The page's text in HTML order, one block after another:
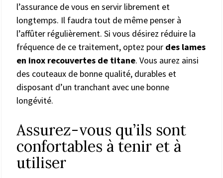
l’assurance de vous en servir librement et
longtemps. Il faudra tout de même penser à
l’affûter régulièrement. Si vous désirez réduire la
fréquence de ce traitement, optez pour des lames
en inox recouvertes de titane. Vous aurez ainsi
des couteaux de bonne qualité, durables et
disposant d’un tranchant avec une bonne
longévité.
Assurez-vous qu’ils sont
confortables à tenir et à
utiliser